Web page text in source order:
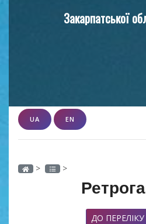
Закарпатської
UA EN
> >
ДО ПЕРЕЛІКУ